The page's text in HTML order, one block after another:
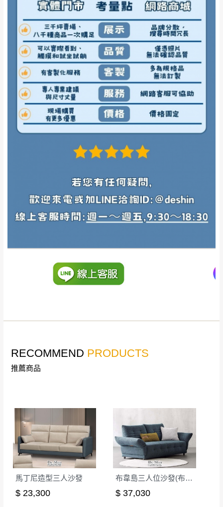
如遇自然災害、政府宣布之災害警報等不可抗力情
事，而危及運送人員輸送之安全，本司得視狀況延後
或停止運送服務。
百貨公司配送暫無法配合開店前、閉店後時段，並送
至百貨公司卸貨區為限，恕無法送至指定樓面。《 如
遇百貨周年慶期間，恕暫停百貨公司相關運送 》
無回收家具服務，若需回收家俱可聯絡當地請清潔隊
回收,免付費清運專線：0800-085-717
會進行維修)。
到貨7日內為鑑賞期(注意:鑑賞期非試用期)，
若非商品品質瑕疵問題於鑑賞期內退貨之情
形，我們需酌收退貨運費。
如欲放置營業場所及公開場合之商品則無享
有商品一年保固之服務。
▪️訂單成立時請儘速於三日內完成付款，交易恕不
殺價，商品均已最低價格售出，且在特定時日會給
予折扣，請密切注意。
▪️三日內若未接獲您的匯款或轉帳通知，商品將不
予保留(訂單自動取消)。
潔隊回收,免付費清運專線：0800-085-717。
RECOMMEND PRODUCTS
推薦商品
馬丁尼造型三人沙發
$ 23,300
布韋島三人位沙發(布)(SF6870)
$ 37,030